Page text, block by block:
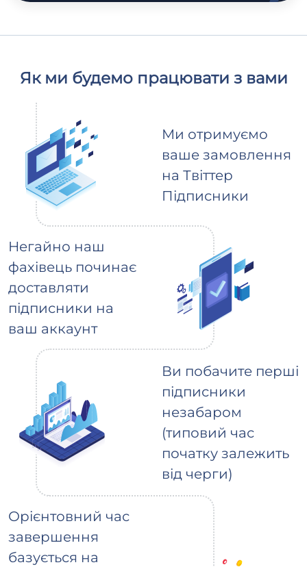
Як ми будемо працювати з вами
Ми отримуємо
ваше замовлення
на Твіттер
Підписники
Негайно наш
фахівець починає
доставляти
підписники на
ваш аккаунт
Ви побачите перші
підписники
незабаром
(типовий час
початку залежить
від черги)
Орієнтовний час
завершення
базується на